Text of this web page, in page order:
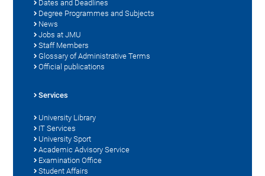
Dates and Deadlines
Degree Programmes and Subjects
News
Jobs at JMU
Staff Members
Glossary of Administrative Terms
Official publications
Services
University Library
IT Services
University Sport
Academic Advisory Service
Examination Office
Student Affairs